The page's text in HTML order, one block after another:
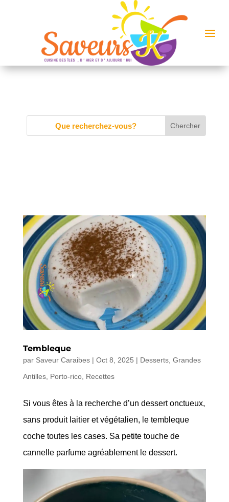
Tembleque
par Saveur Caraibes| Oct 8, 2025 | Desserts, Grandes
Antilles, Porto-rico, Recettes
Si vous êtes à la recherche d’un dessert onctueux,
sans produit laitier et végétalien, le tembleque
coche toutes les cases. Sa petite touche de
cannelle parfume agréablement le dessert.